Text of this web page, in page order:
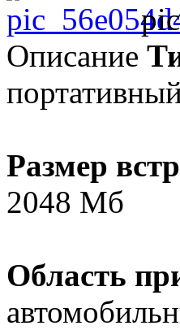
Описание
Размер
2048 Мб
Область